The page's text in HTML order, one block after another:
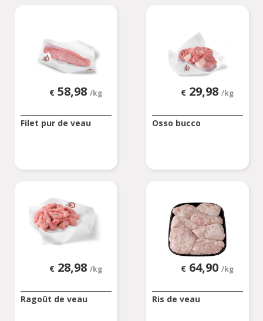
€ 58,98 /kg
Filet pur de veau
€ 29,98 /kg
Osso bucco
€ 28,98 /kg
Ragoût de veau
€ 64,90 /kg
Ris de veau